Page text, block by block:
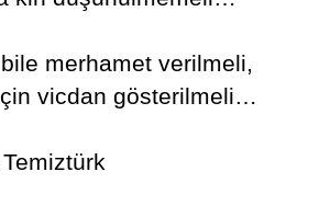
merhamet verilmeli,
için vicdan gösterilmeli…